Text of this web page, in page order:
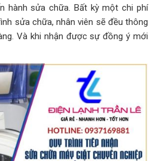
hành sửa chữa. Bất kỳ một chi phí
sửa chữa, nhân viên sẽ đều thông
Và khi nhận được sự đồng ý mới